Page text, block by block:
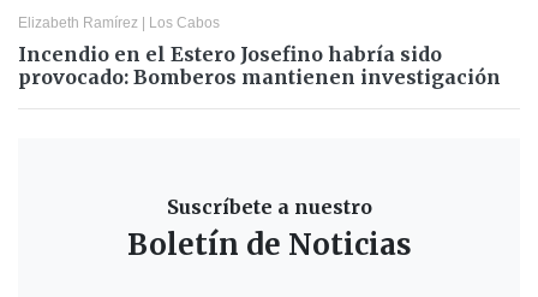
Elizabeth Ramírez | Los Cabos
Incendio en el Estero Josefino habría sido
provocado: Bomberos mantienen investigación
Suscríbete a nuestro
Boletín de Noticias